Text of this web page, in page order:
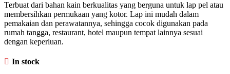
Terbuat dari bahan kain berkualitas yang berguna untuk lap pel atau
membersihkan permukaan yang kotor. Lap ini mudah dalam
pemakaian dan perawatannya, sehingga cocok digunakan pada
rumah tangga, restaurant, hotel maupun tempat lainnya sesuai
dengan keperluan.
In stock